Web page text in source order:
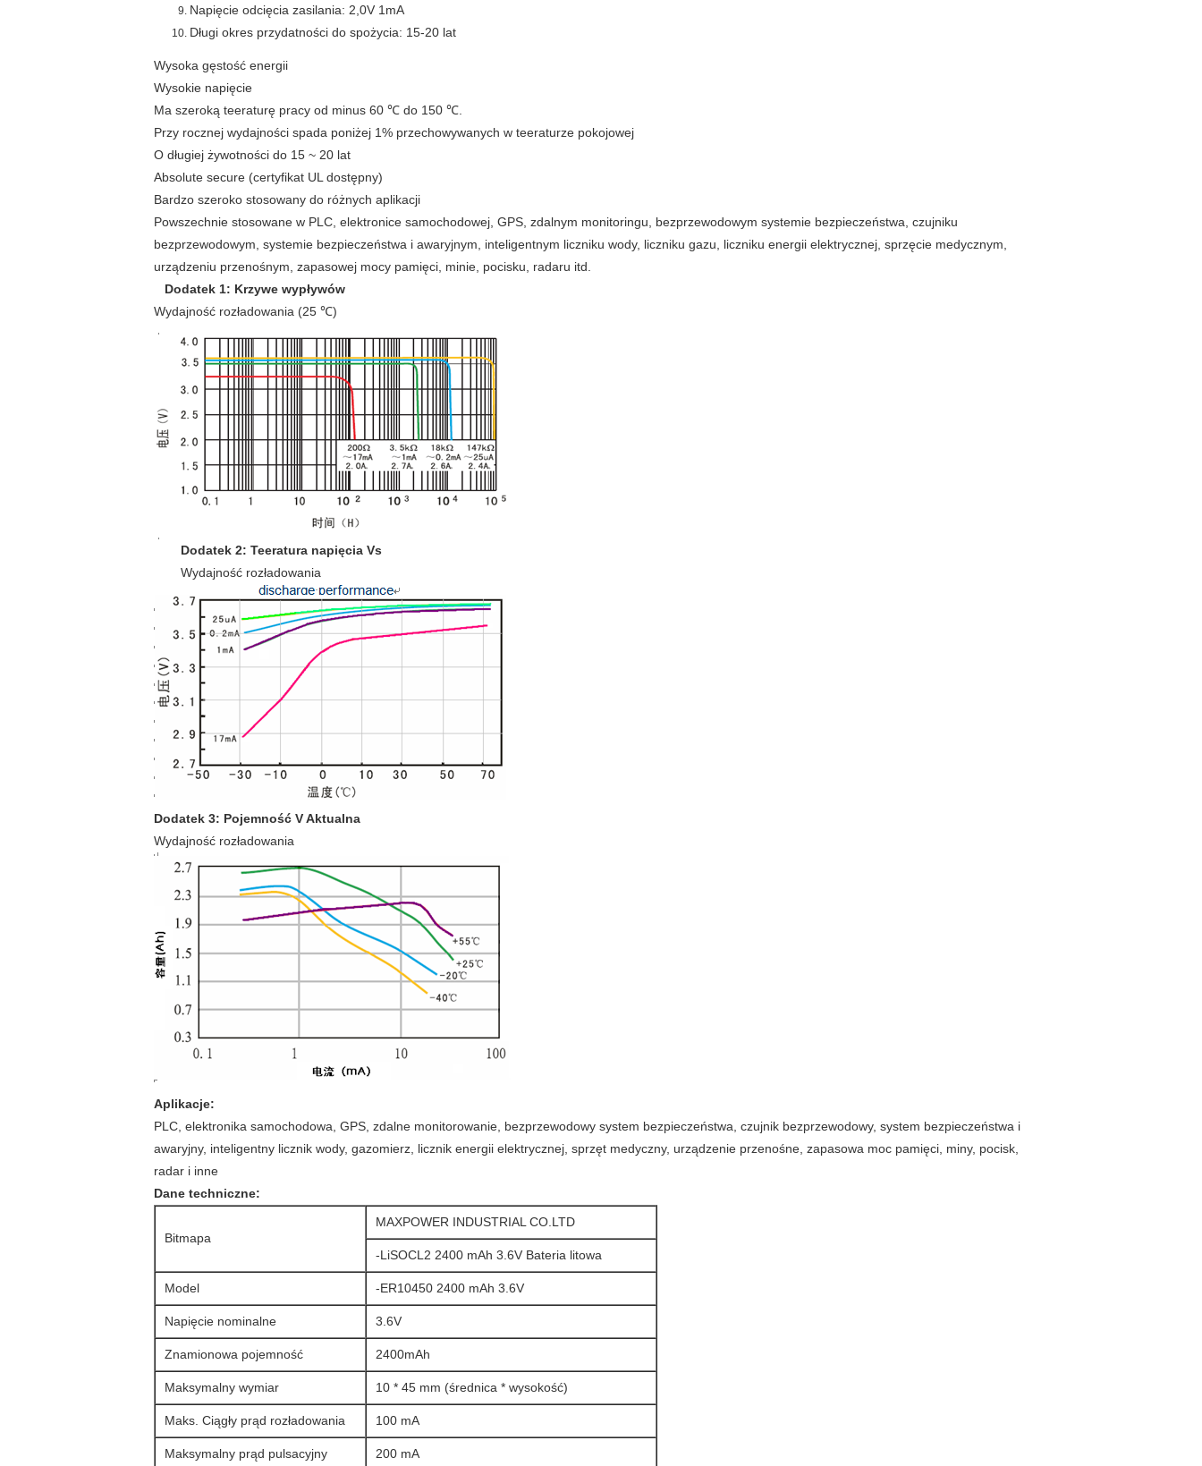
Napięcie odcięcia zasilania: 2,0V 1mA
Długi okres przydatności do spożycia: 15-20 lat
Wysoka gęstość energii
Wysokie napięcie
Ma szeroką teeraturę pracy od minus 60 ℃ do 150 ℃.
Przy rocznej wydajności spada poniżej 1% przechowywanych w teeraturze pokojowej
O długiej żywotności do 15 ~ 20 lat
Absolute secure (certyfikat UL dostępny)
Bardzo szeroko stosowany do różnych aplikacji
Powszechnie stosowane w PLC, elektronice samochodowej, GPS, zdalnym monitoringu, bezprzewodowym systemie bezpieczeństwa, czujniku
bezprzewodowym, systemie bezpieczeństwa i awaryjnym, inteligentnym liczniku wody, liczniku gazu, liczniku energii elektrycznej, sprzęcie medycznym,
urządzeniu przenośnym, zapasowej mocy pamięci, minie, pocisku, radaru itd.
Dodatek 1: Krzywe wypływów
Wydajność rozładowania (25 ℃)
Dodatek 2: Teeratura napięcia Vs
Wydajność rozładowania
Dodatek 3: Pojemność V Aktualna
Wydajność rozładowania
Aplikacje:
PLC, elektronika samochodowa, GPS, zdalne monitorowanie, bezprzewodowy system bezpieczeństwa, czujnik bezprzewodowy, system bezpieczeństwa i
awaryjny, inteligentny licznik wody, gazomierz, licznik energii elektrycznej, sprzęt medyczny, urządzenie przenośne, zapasowa moc pamięci, miny, pocisk,
radar i inne
Dane techniczne:
Bitmapa
MAXPOWER INDUSTRIAL CO.LTD
-LiSOCL2 2400 mAh 3.6V Bateria litowa
Model -ER10450 2400 mAh 3.6V
Napięcie nominalne 3.6V
Znamionowa pojemność 2400mAh
Maksymalny wymiar 10 * 45 mm (średnica * wysokość)
Maks. Ciągły prąd rozładowania 100 mA
Maksymalny prąd pulsacyjny 200 mA